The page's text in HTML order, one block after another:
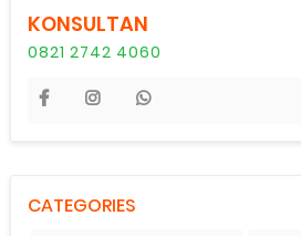
KONSULTAN
0821 2742 4060
CATEGORIES